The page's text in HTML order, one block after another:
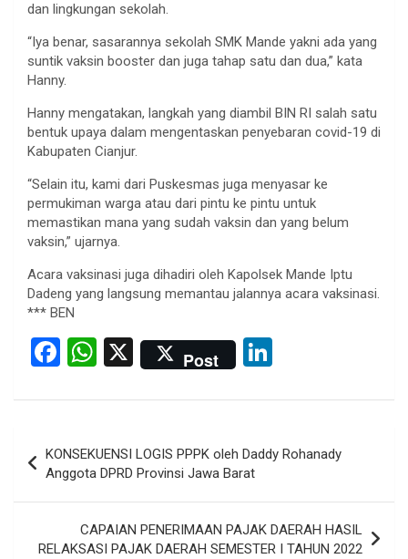
dan lingkungan sekolah.
“Iya benar, sasarannya sekolah SMK Mande yakni ada yang
suntik vaksin booster dan juga tahap satu dan dua,” kata
Hanny.
Hanny mengatakan, langkah yang diambil BIN RI salah satu
bentuk upaya dalam mengentaskan penyebaran covid-19 di
Kabupaten Cianjur.
“Selain itu, kami dari Puskesmas juga menyasar ke
permukiman warga atau dari pintu ke pintu untuk
memastikan mana yang sudah vaksin dan yang belum
vaksin,” ujarnya.
Acara vaksinasi juga dihadiri oleh Kapolsek Mande Iptu
Dadeng yang langsung memantau jalannya acara vaksinasi.
*** BEN
F
ce
b
o
o
W
at
s
A
p
p
X Post
ke
dI
n
navigation
KONSEKUENSI LOGIS PPPK oleh Daddy Rohanady
Anggota DPRD Provinsi Jawa Barat
CAPAIAN PENERIMAAN PAJAK DAERAH HASIL
RELAKSASI PAJAK DAERAH SEMESTER I TAHUN 2022